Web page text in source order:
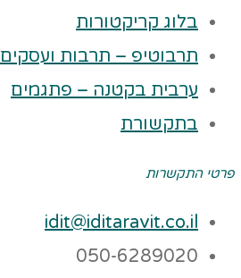
בלוג קריקטורות
תרבוטיפ – תרבות ועסקים
ערבית בקטנה – פתגמים
בתקשורת
פרטי התקשרות
idit@iditaravit.co.il
050-6289020